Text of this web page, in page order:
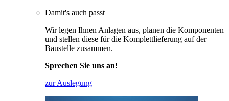
Damit's auch passt
Wir legen Ihnen Anlagen aus, planen die Komponenten
und stellen diese für die Komplettlieferung auf der
Baustelle zusammen.
Sprechen Sie uns an!
zur Auslegung